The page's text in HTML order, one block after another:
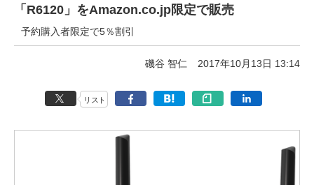
「R6120」をAmazon.co.jp限定で販売
予約購入者限定で5％割引
磯谷 智仁 2017年10月13日 13:14
リスト